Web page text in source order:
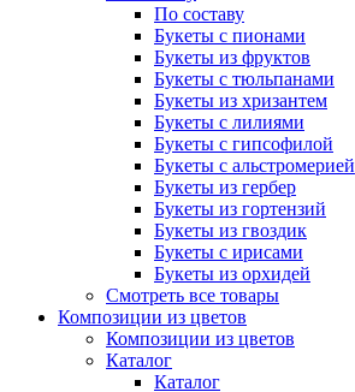
По составу
Букеты с пионами
Букеты из фруктов
Букеты с тюльпанами
Букеты из хризантем
Букеты с лилиями
Букеты с гипсофилой
Букеты с альстромерией
Букеты из гербер
Букеты из гортензий
Букеты из гвоздик
Букеты с ирисами
Букеты из орхидей
Смотреть все товары
Композиции из цветов
Композиции из цветов
Каталог
Каталог